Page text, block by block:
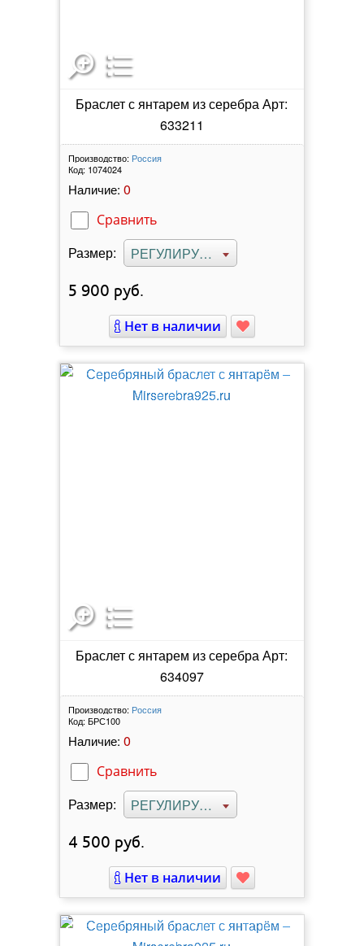
Браслет с янтарем из серебра Арт:
633211
Производство: Россия
Код: 1074024
Наличие: 0
Сравнить
Размер: РЕГУЛИРУЕМЫЙ
5 900 руб.
Нет в наличии
Браслет с янтарем из серебра Арт:
634097
Производство: Россия
Код: БРС100
Наличие: 0
Сравнить
Размер: РЕГУЛИРУЕМЫЙ
4 500 руб.
Нет в наличии